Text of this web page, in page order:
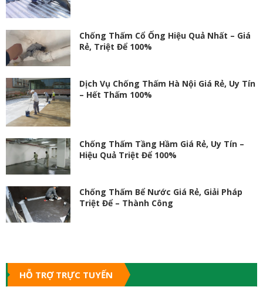
Chống Thấm Cổ Ống Hiệu Quả Nhất – Giá
Rẻ, Triệt Để 100%
Dịch Vụ Chống Thấm Hà Nội Giá Rẻ, Uy Tín
– Hết Thấm 100%
Chống Thấm Tầng Hầm Giá Rẻ, Uy Tín –
Hiệu Quả Triệt Để 100%
Chống Thấm Bể Nước Giá Rẻ, Giải Pháp
Triệt Để – Thành Công
HỖ TRỢ TRỰC TUYẾN